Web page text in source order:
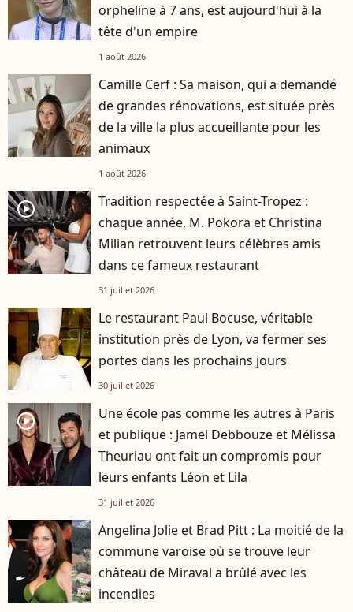
orpheline à 7 ans, est aujourd'hui à la
tête d'un empire
1 août 2026
Camille Cerf : Sa maison, qui a demandé
de grandes rénovations, est située près
de la ville la plus accueillante pour les
animaux
1 août 2026
player2
Tradition respectée à Saint-Tropez :
chaque année, M. Pokora et Christina
Milian retrouvent leurs célèbres amis
dans ce fameux restaurant
31 juillet 2026
Le restaurant Paul Bocuse, véritable
institution près de Lyon, va fermer ses
portes dans les prochains jours
30 juillet 2026
player2
Une école pas comme les autres à Paris
et publique : Jamel Debbouze et Mélissa
Theuriau ont fait un compromis pour
leurs enfants Léon et Lila
31 juillet 2026
Angelina Jolie et Brad Pitt : La moitié de la
commune varoise où se trouve leur
château de Miraval a brûlé avec les
incendies